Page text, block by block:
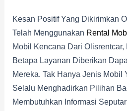
Kesan Positif Yang Dikirimkan
Telah Menggunakan Rental
Mobil Kencana Dari
Betapa Layanan Diberikan
Mereka. Tak Hanya Jenis Mobil
Selalu Menghadirkan Pilihan
Membutuhkan Informasi